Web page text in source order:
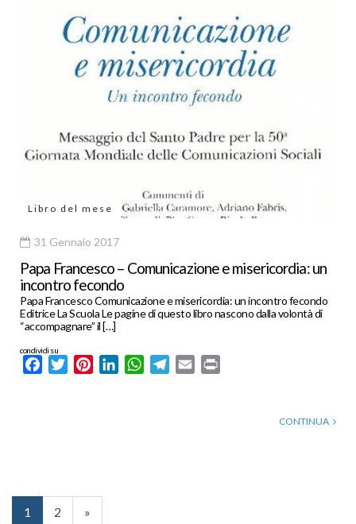
Libro del mese
31 Gennaio 2017
Papa Francesco – Comunicazione e misericordia: un
incontro fecondo
Papa Francesco Comunicazione e misericordia: un incontro fecondo
Editrice La Scuola Le pagine di questo libro nascono dalla volontà di
“accompagnare” il […]
condividi su
FacebookTwitterPinterestLinkedInWhatsApp
Telegram
Email
CONTINUA
1 2 »